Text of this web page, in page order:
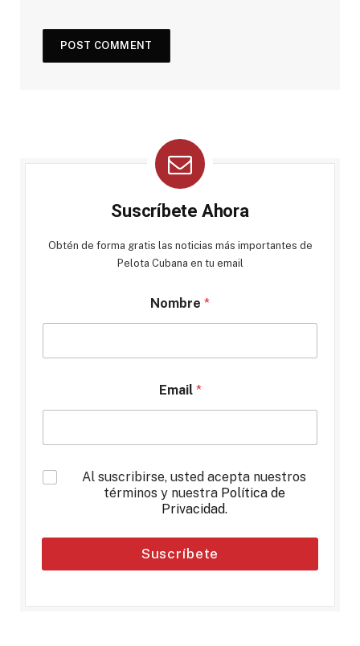
Suscríbete Ahora
Obtén de forma gratis las noticias más importantes de
Pelota Cubana en tu email
Nombre *
Email *
*
Al suscribirse, usted acepta nuestros
términos y nuestra Política de
Privacidad.
Suscríbete